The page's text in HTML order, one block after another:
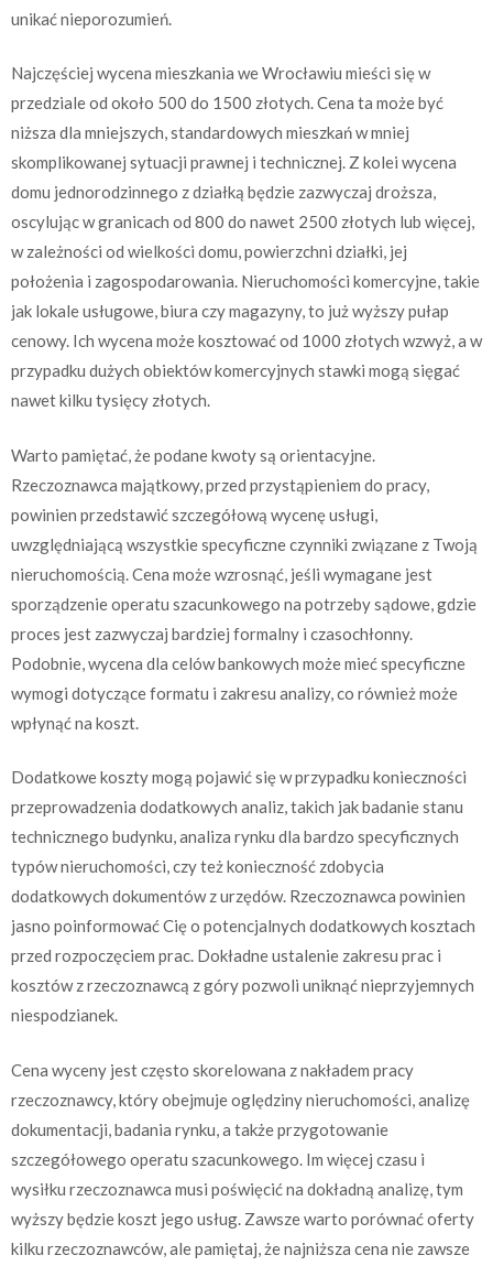
unikać nieporozumień.
Najczęściej wycena mieszkania we Wrocławiu mieści się w
przedziale od około 500 do 1500 złotych. Cena ta może być
niższa dla mniejszych, standardowych mieszkań w mniej
skomplikowanej sytuacji prawnej i technicznej. Z kolei wycena
domu jednorodzinnego z działką będzie zazwyczaj droższa,
oscylując w granicach od 800 do nawet 2500 złotych lub więcej,
w zależności od wielkości domu, powierzchni działki, jej
położenia i zagospodarowania. Nieruchomości komercyjne, takie
jak lokale usługowe, biura czy magazyny, to już wyższy pułap
cenowy. Ich wycena może kosztować od 1000 złotych wzwyż, a w
przypadku dużych obiektów komercyjnych stawki mogą sięgać
nawet kilku tysięcy złotych.
Warto pamiętać, że podane kwoty są orientacyjne.
Rzeczoznawca majątkowy, przed przystąpieniem do pracy,
powinien przedstawić szczegółową wycenę usługi,
uwzględniającą wszystkie specyficzne czynniki związane z Twoją
nieruchomością. Cena może wzrosnąć, jeśli wymagane jest
sporządzenie operatu szacunkowego na potrzeby sądowe, gdzie
proces jest zazwyczaj bardziej formalny i czasochłonny.
Podobnie, wycena dla celów bankowych może mieć specyficzne
wymogi dotyczące formatu i zakresu analizy, co również może
wpłynąć na koszt.
Dodatkowe koszty mogą pojawić się w przypadku konieczności
przeprowadzenia dodatkowych analiz, takich jak badanie stanu
technicznego budynku, analiza rynku dla bardzo specyficznych
typów nieruchomości, czy też konieczność zdobycia
dodatkowych dokumentów z urzędów. Rzeczoznawca powinien
jasno poinformować Cię o potencjalnych dodatkowych kosztach
przed rozpoczęciem prac. Dokładne ustalenie zakresu prac i
kosztów z rzeczoznawcą z góry pozwoli uniknąć nieprzyjemnych
niespodzianek.
Cena wyceny jest często skorelowana z nakładem pracy
rzeczoznawcy, który obejmuje oględziny nieruchomości, analizę
dokumentacji, badania rynku, a także przygotowanie
szczegółowego operatu szacunkowego. Im więcej czasu i
wysiłku rzeczoznawca musi poświęcić na dokładną analizę, tym
wyższy będzie koszt jego usług. Zawsze warto porównać oferty
kilku rzeczoznawców, ale pamiętaj, że najniższa cena nie zawsze